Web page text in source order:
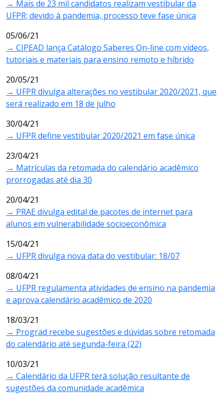
→ Mais de 23 mil candidatos realizam vestibular da
UFPR; devido à pandemia, processo teve fase única
05/06/21
→ CIPEAD lança Catálogo Saberes On-line com vídeos,
tutoriais e materiais para ensino remoto e híbrido
20/05/21
→ UFPR divulga alterações no vestibular 2020/2021, que
será realizado em 18 de julho
30/04/21
→ UFPR define vestibular 2020/2021 em fase única
23/04/21
→ Matrículas da retomada do calendário acadêmico
prorrogadas até dia 30
20/04/21
→ PRAE divulga edital de pacotes de internet para
alunos em vulnerabilidade socioeconômica
15/04/21
→ UFPR divulga nova data do vestibular: 18/07
08/04/21
→ UFPR regulamenta atividades de ensino na pandemia
e aprova calendário acadêmico de 2020
18/03/21
→ Prograd recebe sugestões e dúvidas sobre retomada
do calendário até segunda-feira (22)
10/03/21
→ Calendário da UFPR terá solução resultante de
sugestões da comunidade acadêmica